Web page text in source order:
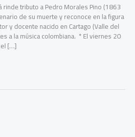
rinde tributo a Pedro Morales Pino (1863
de su muerte y reconoce en la figura
y docente nacido en Cartago (Valle del
a la música colombiana. * El viernes 20
[…]